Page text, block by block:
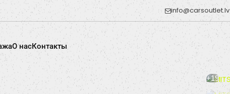
info@carsoutlet.lv
O насКонтакты
+19